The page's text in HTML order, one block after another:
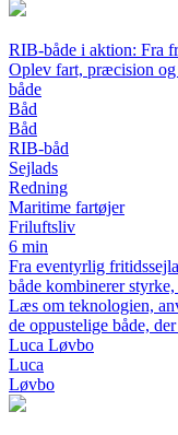
RIB-både i aktion: Fra
Oplev fart, præcision og
både
Båd
Båd
RIB-båd
Sejlads
Redning
Maritime fartøjer
Friluftsliv
6 min
Fra eventyrlig
både kombinerer
Læs om teknologien,
de oppustelige både,
Luca Løvbo
Luca
Løvbo